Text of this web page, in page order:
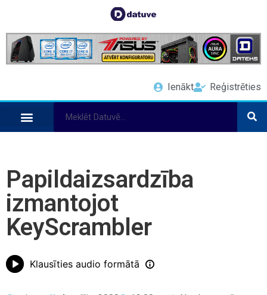
Ienākt Reģistrēties
Papildaizsardzība
izmantojot
KeyScrambler
Klausīties audio formātā